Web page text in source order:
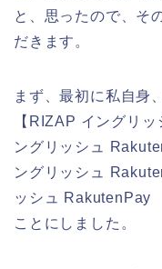
と、思ったので、そ
だきます。
まず、最初に私自身
【RIZAP イングリ
ングリッシュ
ングリッシュ
ッシュ RakutenPay
ことにしました。